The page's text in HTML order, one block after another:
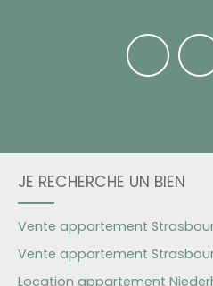
JE RECHERCHE UN BIEN
Vente appartement
Vente appartement
Location appartement